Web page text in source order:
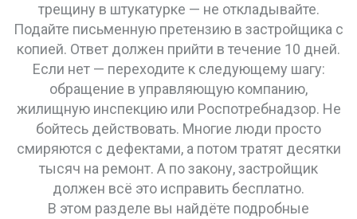
трещину в штукатурке — не откладывайте.
Подайте письменную претензию в застройщика с
копией. Ответ должен прийти в течение 10 дней.
Если нет — переходите к следующему шагу:
обращение в управляющую компанию,
жилищную инспекцию или Роспотребнадзор. Не
бойтесь действовать. Многие люди просто
смиряются с дефектами, а потом тратят десятки
тысяч на ремонт. А по закону, застройщик
должен всё это исправить бесплатно.
В этом разделе вы найдёте подробные